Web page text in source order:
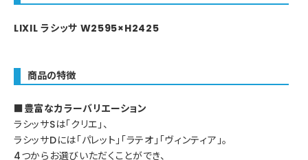
LIXIL ラシッサ W2595×H2425
商品の特徴
■豊富なカラーバリエーション
ラシッサSは「クリエ」、
ラシッサDには「パレット」「ラテオ」「ヴィンティア」。
4つからお選びいただくことができ、